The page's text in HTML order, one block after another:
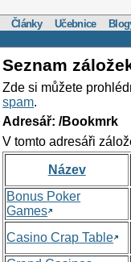
Články Učebnice
Seznam
Zde si můžete
spam.
Adresář: /Bookmrk
V tomto adresáři
Název
Bonus Poker
Games
Casino Crap Table